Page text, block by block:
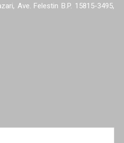
Ave. Felestin B.P. 15815-3495,